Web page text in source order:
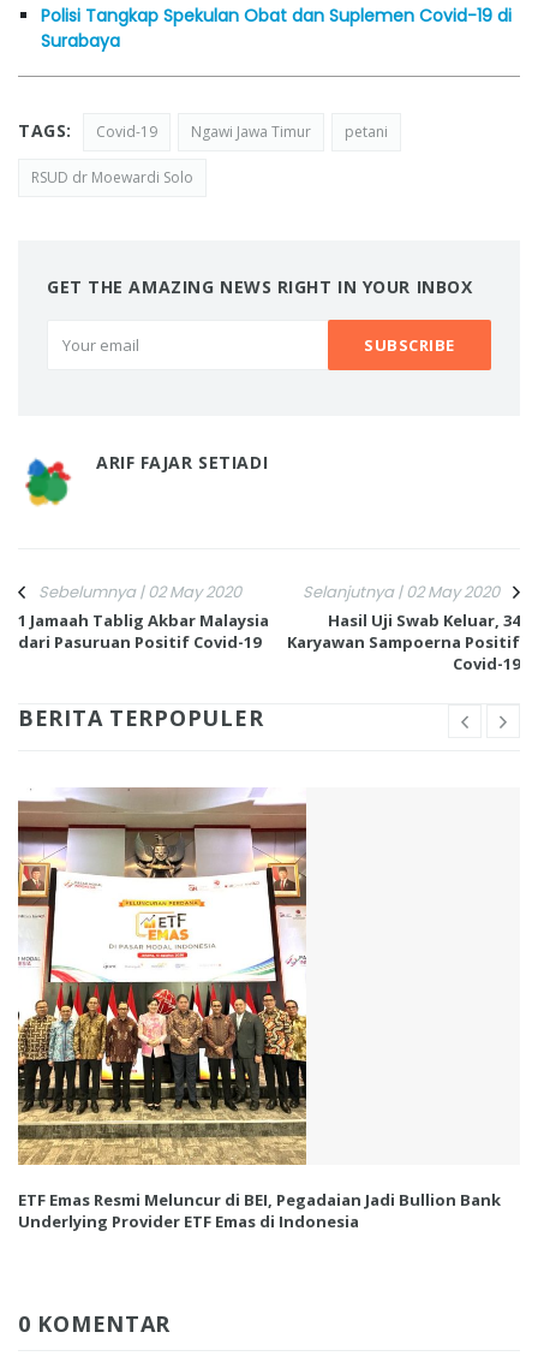
Polisi Tangkap Spekulan Obat dan Suplemen Covid-19 di
Surabaya
TAGS: Covid-19 Ngawi Jawa Timur petani
RSUD dr Moewardi Solo
GET THE AMAZING NEWS RIGHT IN YOUR INBOX
ARIF FAJAR SETIADI
Sebelumnya | 02 May 2020
1 Jamaah Tablig Akbar Malaysia
dari Pasuruan Positif Covid-19
Selanjutnya | 02 May 2020
Hasil Uji Swab Keluar, 34
Karyawan Sampoerna Positif
Covid-19
BERITA TERPOPULER
ETF Emas Resmi Meluncur di BEI, Pegadaian Jadi Bullion Bank
Underlying Provider ETF Emas di Indonesia
0 KOMENTAR